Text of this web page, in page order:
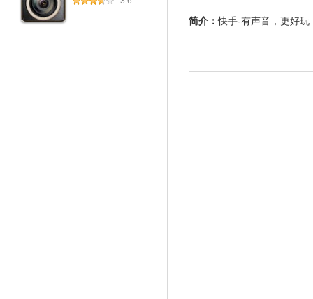
简介：快手-有声音，更好